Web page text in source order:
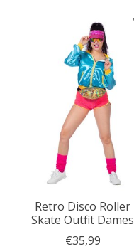
Retro Disco Roller
Skate Outfit Dames
€35,99